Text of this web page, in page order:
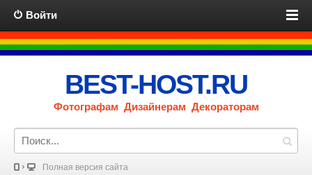
Войти
BEST-HOST.RU
Фотографам Дизайнерам Декораторам
Полная версия сайта